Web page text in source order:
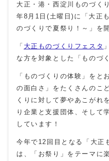
大正・港・西淀川ものづく
年8月1日(土曜日)に「大正
のづくりで夏祭り！～」を
「 大正ものづくりフェスタ
な方を対象とした「ものづ
「ものづくりの体験」をと
の面白さ」をたくさんのこ
くりに対して夢やあこがれ
り企業と支援団体、そして
しています！
今年で12回目となる「大正
は、「お祭り」をテーマに